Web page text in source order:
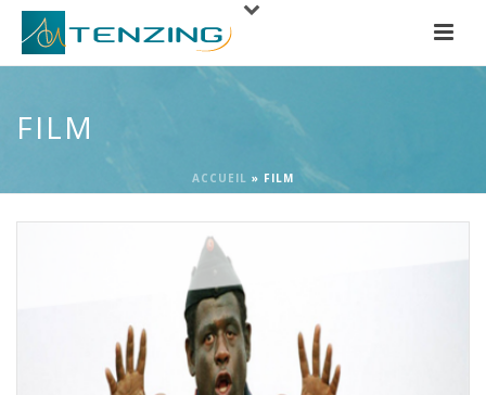
FILM
ACCUEIL » FILM